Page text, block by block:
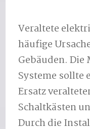
Veraltete
häufige
Gebäuden.
Systeme sollte
Ersatz
Schaltkästen
Durch die